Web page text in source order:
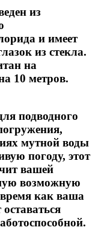
из
и имеет
из стекла.
на
10 метров.
подводного
мутной воды
погоду, этот
вашей
возможную
как ваша